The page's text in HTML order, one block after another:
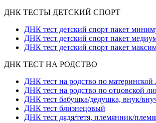
ДНК ТЕСТЫ ДЕТСКИЙ СПОРТ
ДНК тест детский спорт пакет
ДНК тест детский спорт пакет
ДНК тест детский спорт пакет
ДНК ТЕСТ НА РОДСТВО
ДНК тест на родство по материнской
ДНК тест на родство по отцовской
ДНК тест бабушка/дедушка, внук/
ДНК тест близнецовый
ДНК тест дядя/тетя, племянник/